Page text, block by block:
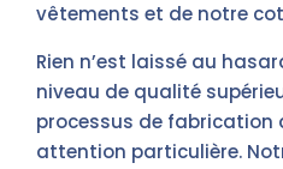
vêtements et de notre
Rien n’est laissé au
niveau de qualité
processus de fabrication
attention particulière.